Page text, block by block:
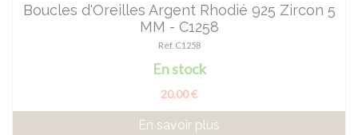
Boucles d'Oreilles Argent Rhodié 925 Zircon 5
MM - C1258
Réf. C1258
En stock
20,00 €
En savoir plus